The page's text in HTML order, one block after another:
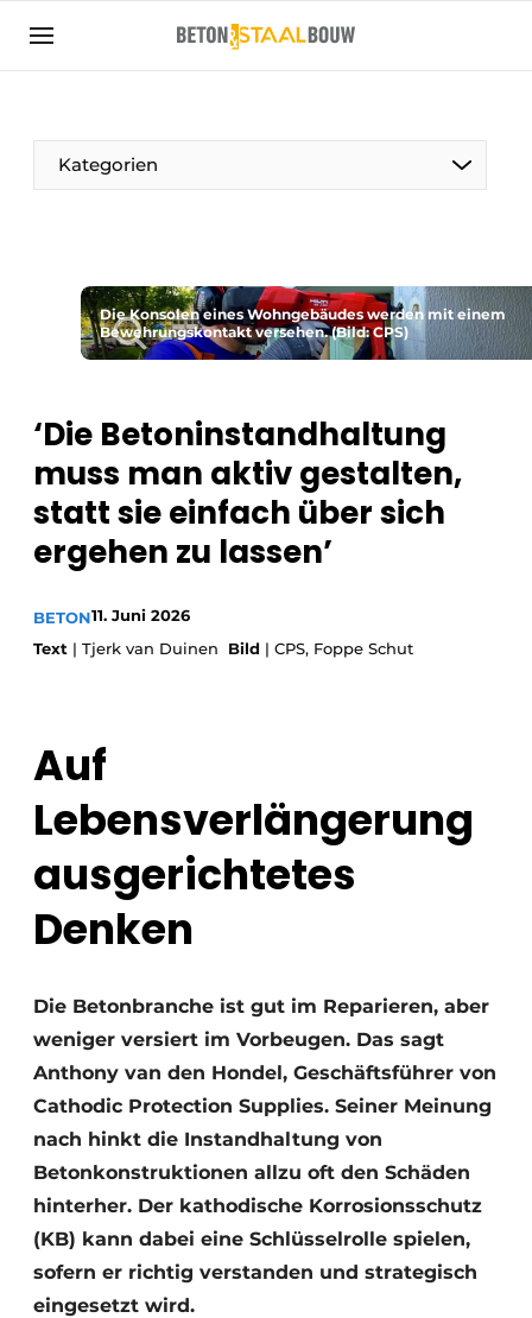
Registrieren Sie sich
Artikel
Unternehmen
Stahlbauindustrie
Kontakt
Meist gelesen
Newsletter
Podcasts
Datenschutz / Cookie-Erklärung
Ein Stellenangebot registrieren
Videos
Kategorien
Die Konsolen eines Wohngebäudes werden mit einem
Bewehrungskontakt versehen. (Bild: CPS)
‘Die Betoninstandhaltung
muss man aktiv gestalten,
statt sie einfach über sich
ergehen zu lassen’
BETON11. Juni 2026
Text | Tjerk van Duinen Bild | CPS, Foppe Schut
Auf
Lebensverlängerung
ausgerichtetes
Denken
Die Betonbranche ist gut im Reparieren, aber
weniger versiert im Vorbeugen. Das sagt
Anthony van den Hondel, Geschäftsführer von
Cathodic Protection Supplies. Seiner Meinung
nach hinkt die Instandhaltung von
Betonkonstruktionen allzu oft den Schäden
hinterher. Der kathodische Korrosionsschutz
(KB) kann dabei eine Schlüsselrolle spielen,
sofern er richtig verstanden und strategisch
eingesetzt wird.